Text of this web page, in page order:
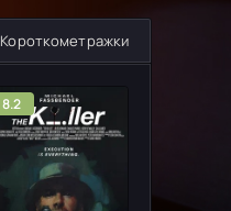
Короткометражки
8.2